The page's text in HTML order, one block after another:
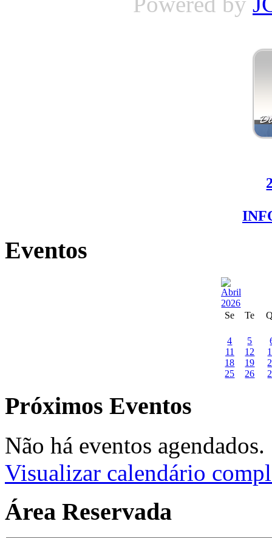
Eventos
Se Te
4 5
11
12
18
19
25
26
Próximos Eventos
Não há eventos agendados.
Visualizar calendário
Área Reservada